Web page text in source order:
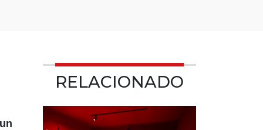
RELACIONADO